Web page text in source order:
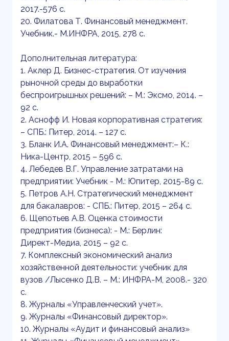
2017.-576 с.
20. Филатова Т. Финансовый менеджмент.
Учебник.- М.ИНФРА, 2015, 278 с.
Дополнительная литература:
1. Аклер Д. Бизнес-стратегия. От изучения
рыночной среды до выработки
беспроигрышных решений: – М.: Эксмо, 2014. –
92 с.
2. Аснофф И. Новая корпоративная стратегия:
– СПБ.: Питер, 2014. – 127 с.
3. Бланк И.А. Финансовый менеджмент:– К.:
Ника-Центр, 2015 – 596 с.
4. Лебедев В.Г. Управление затратами на
предприятии: Учебник - М.: Юпитер, 2015-89 с.
5. Петров А.Н. Стратегический менеджмент
для бакалавров: - СПБ.: Питер, 2015 – 264 с.
6. Щепотьев А.В. Оценка стоимости
предприятия (бизнеса): - М.: Берлин:
Директ-Медиа, 2015 – 92 с.
7. Комплексный экономический анализ
хозяйственной деятельности: учебник для
вузов /Лысенко Д.В. – М.: ИНФРА-М, 2008.- 320
с.
8. Журналы «Управленческий учет».
9. Журналы «Финансовый директор».
10. Журналы «Аудит и финансовый анализ»